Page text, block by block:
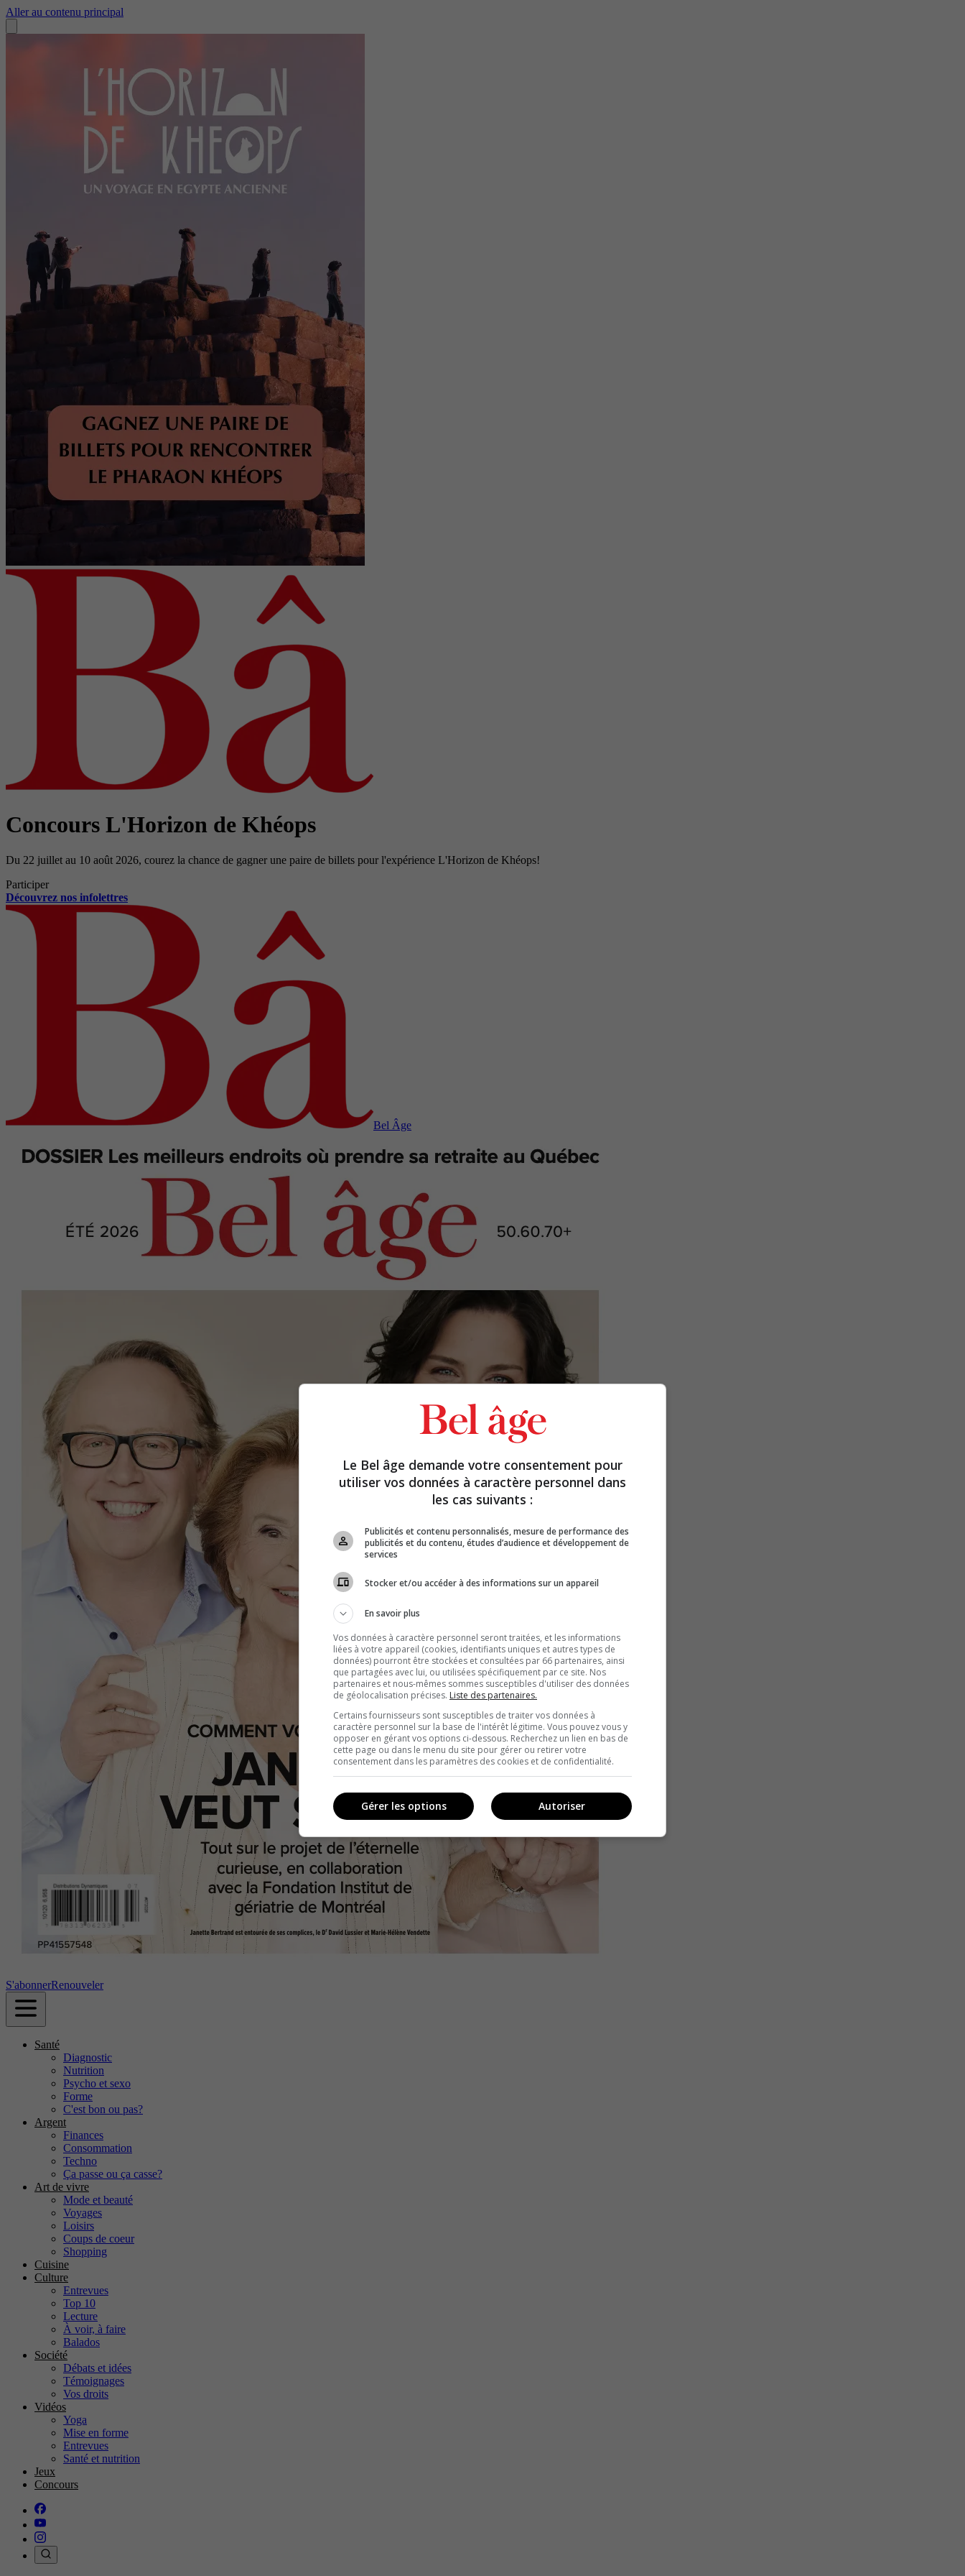
Aller au contenu principal
Concours L'Horizon de Khéops
Du 22 juillet au 10 août 2026, courez la chance de gagner une paire de billets pour l'expérience L'Horizon de Khéops!
Participer
Découvrez nos infolettres
Bel Âge
S'abonnerRenouveler
Santé
Diagnostic
Nutrition
Psycho et sexo
Forme
C'est bon ou pas?
Argent
Finances
Consommation
Techno
Ça passe ou ça casse?
Art de vivre
Mode et beauté
Voyages
Loisirs
Coups de coeur
Shopping
Cuisine
Culture
Entrevues
Top 10
Lecture
À voir, à faire
Balados
Société
Débats et idées
Témoignages
Vos droits
Vidéos
Yoga
Mise en forme
Entrevues
Santé et nutrition
Jeux
Concours
Le Bel âge demande votre consentement pour
utiliser vos données à caractère personnel dans
les cas suivants :
Publicités et contenu personnalisés, mesure de performance des
publicités et du contenu, études d’audience et développement de
services
Stocker et/ou accéder à des informations sur un appareil
En savoir plus
Vos données à caractère personnel seront traitées, et les informations
liées à votre appareil (cookies, identifiants uniques et autres types de
données) pourront être stockées et consultées par 66 partenaires, ainsi
que partagées avec lui, ou utilisées spécifiquement par ce site. Nos
partenaires et nous-mêmes sommes susceptibles d'utiliser des données
de géolocalisation précises. Liste des partenaires.
Certains fournisseurs sont susceptibles de traiter vos données à
caractère personnel sur la base de l'intérêt légitime. Vous pouvez vous y
opposer en gérant vos options ci-dessous. Recherchez un lien en bas de
cette page ou dans le menu du site pour gérer ou retirer votre
consentement dans les paramètres des cookies et de confidentialité.
Autoriser
Gérer les options